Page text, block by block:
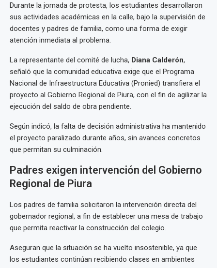
Durante la jornada de protesta, los estudiantes desarrollaron
sus actividades académicas en la calle, bajo la supervisión de
docentes y padres de familia, como una forma de exigir
atención inmediata al problema.
La representante del comité de lucha, Diana Calderón,
señaló que la comunidad educativa exige que el Programa
Nacional de Infraestructura Educativa (Pronied) transfiera el
proyecto al Gobierno Regional de Piura, con el fin de agilizar la
ejecución del saldo de obra pendiente.
Según indicó, la falta de decisión administrativa ha mantenido
el proyecto paralizado durante años, sin avances concretos
que permitan su culminación.
Padres exigen intervención del Gobierno
Regional de Piura
Los padres de familia solicitaron la intervención directa del
gobernador regional, a fin de establecer una mesa de trabajo
que permita reactivar la construcción del colegio.
Aseguran que la situación se ha vuelto insostenible, ya que
los estudiantes continúan recibiendo clases en ambientes